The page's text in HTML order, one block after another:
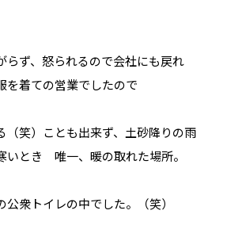
らず、怒られるので会社にも戻れ
着ての営業でしたので
（笑）ことも出来ず、土砂降りの雨
いとき 唯一、暖の取れた場所。
衆トイレの中でした。（笑）